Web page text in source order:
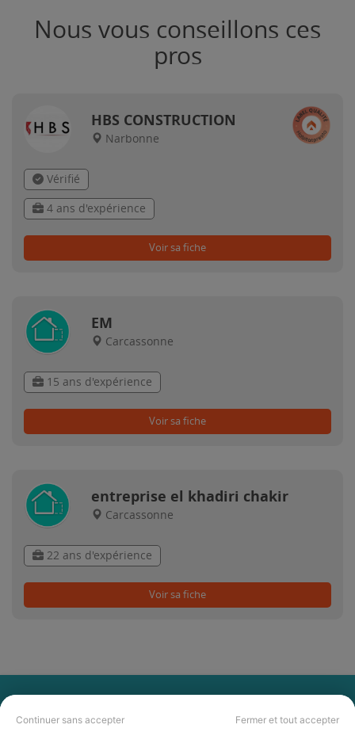
Continuer sans accepter Fermer et tout accepter
Nous vous conseillons ces
pros
HBS CONSTRUCTION
Narbonne
Vérifié
4 ans d'expérience
Voir sa fiche
EM
Carcassonne
15 ans d'expérience
Voir sa fiche
entreprise el khadiri chakir
Carcassonne
22 ans d'expérience
Voir sa fiche
PAS LE TEMPS DE
CHERCHER ?